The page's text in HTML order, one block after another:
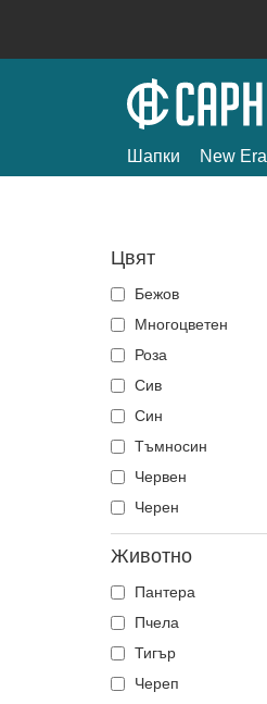
Шапки New Era
Цвят
Бежов
Многоцветен
Роза
Сив
Син
Тъмносин
Червен
Черен
Животно
Пантера
Пчела
Тигър
Череп